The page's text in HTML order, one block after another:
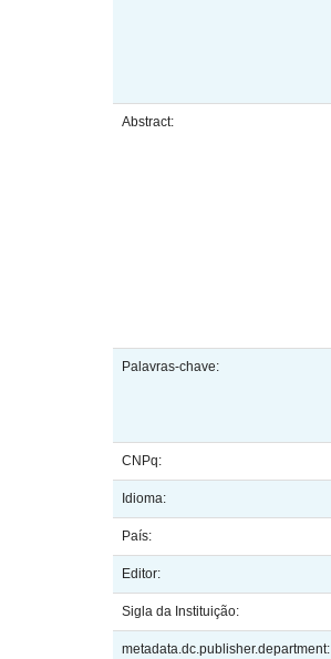
Abstract:
Palavras-chave:
CNPq:
Idioma:
País:
Editor:
Sigla da Instituição:
metadata.dc.publisher.department: